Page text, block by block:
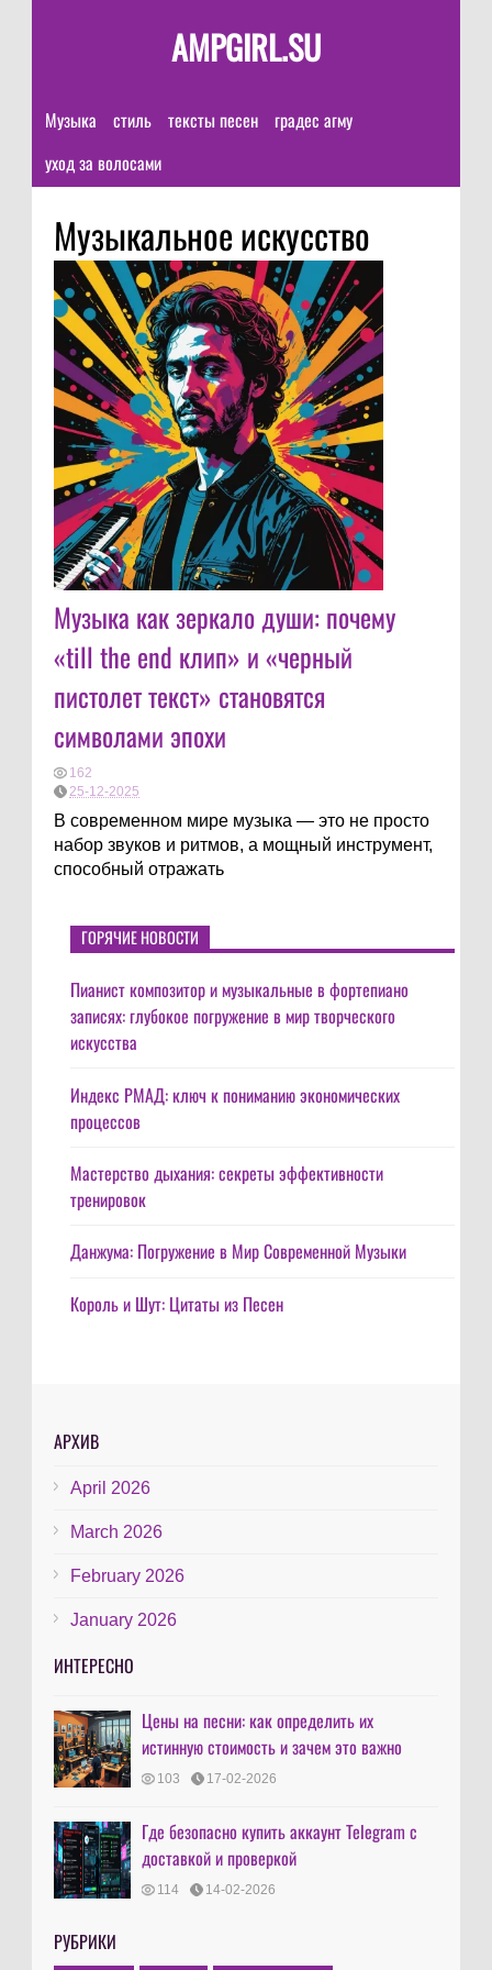
AMPGIRL.SU
Музыка стиль тексты песен
градес агму
уход за волосами
Музыкальное искусство
Музыка как зеркало души: почему
«till the end клип» и «черный
пистолет текст» становятся
символами эпохи
162
25-12-2025
В современном мире музыка — это не просто
набор звуков и ритмов, а мощный инструмент,
способный отражать
ГОРЯЧИЕ НОВОСТИ
Пианист композитор и музыкальные в фортепиано
записях: глубокое погружение в мир творческого
искусства
Индекс РМАД: ключ к пониманию экономических
процессов
Мастерство дыхания: секреты эффективности
тренировок
Данжума: Погружение в Мир Современной Музыки
Король и Шут: Цитаты из Песен
АРХИВ
April 2026
March 2026
February 2026
January 2026
ИНТЕРЕСНО
Цены на песни: как определить их
истинную стоимость и зачем это важно
103 17-02-2026
Где безопасно купить аккаунт Telegram с
доставкой и проверкой
114 14-02-2026
РУБРИКИ